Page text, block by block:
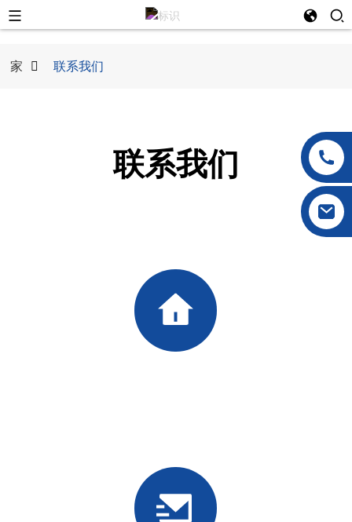
家 联系我们
联系我们